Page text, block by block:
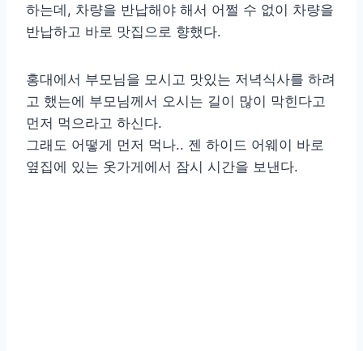
하는데, 차량을 반납해야 해서 어쩔 수 없이 차량을
반납하고 바로 맛집으로 향했다.
홍대에서 부모님을 모시고 맛있는 저녁식사를 하려
고 했는에 부모님께서 오시는 길이 많이 막힌다고
먼저 먹으라고 하신다.
그래도 어떻게 먼저 먹나.. 젠 하이드 어웨이 바로
옆집에 있는 옷가게에서 잠시 시간을 보낸다.